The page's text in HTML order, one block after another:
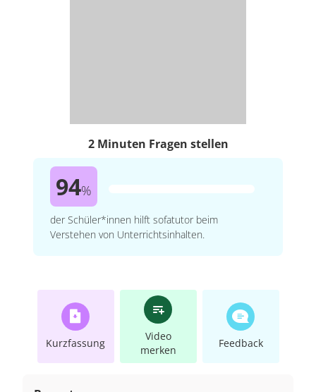
2 Minuten Fragen stellen
94%
der Schüler*innen hilft sofatutor beim
Verstehen von Unterrichtsinhalten.
Kurzfassung
Video
merken
Feedback